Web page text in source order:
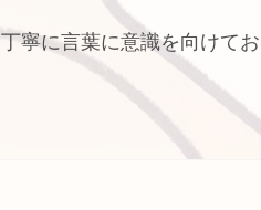
丁寧に言葉に意識を向けてお